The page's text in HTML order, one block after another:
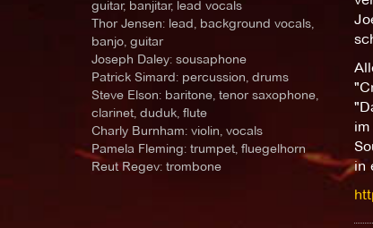
guitar, banjitar, lead vocals
Thor Jensen: lead, background vocals,
banjo, guitar
Joseph Daley: sousaphone
Patrick Simard: percussion, drums
Steve Elson: baritone, tenor saxophone,
clarinet, duduk, flute
Charly Burnham: violin, vocals
Pamela Fleming: trumpet, fluegelhorn
Reut Regev: trombone
in